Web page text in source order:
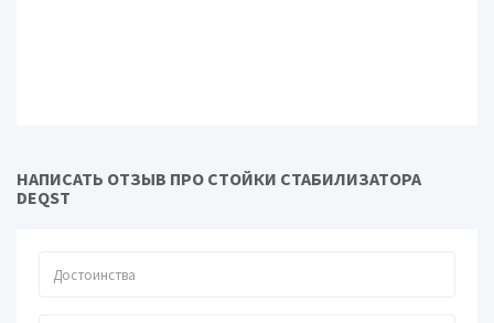
НАПИСАТЬ ОТЗЫВ ПРО СТОЙКИ СТАБИЛИЗАТОРА
DEQST